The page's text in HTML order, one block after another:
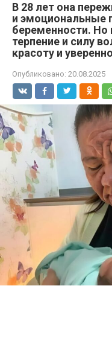
В 28 лет она
и эмоциональные
беременности. Но
терпение и силу
красоту и
Опубликовано: 20.08.2025